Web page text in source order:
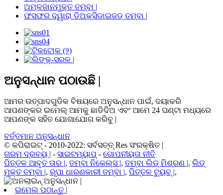
ଅମ୍ଳଜାନମୁକ୍ତ ତମ୍ବା |
ଫସଫର ଦ୍ୱାରା ଡିଅକ୍ସିଡାଇଜଡ୍ ତମ୍ବା |
ଅନୁସନ୍ଧାନ ପଠାଉଛି |
ଆମର ଉତ୍ପାଦଗୁଡିକ ବିଷୟରେ ଅନୁସନ୍ଧାନ ପାଇଁ, ଦୟାକରି
ଆପଣଙ୍କର ଇମେଲ୍ ଆମକୁ ଛାଡିଦିଅ ଏବଂ ଆମେ 24 ଘଣ୍ଟା ମଧ୍ୟରେ
ଆପଣଙ୍କ ସହିତ ଯୋଗାଯୋଗ କରିବୁ |
ବର୍ତ୍ତମାନ ଅନୁସନ୍ଧାନ
© କପିରାଇଟ୍ - 2010-2022: ସର୍ବସତ୍ତ୍ Res ସଂରକ୍ଷିତ |
ଗରମ ଦ୍ରବ୍ୟ | - ସାଇଟମ୍ୟାପ୍ - ଗୋପନୀୟତା ନୀତି
ପିତ୍ତଳ ଆବୃତ ତାର |, ତମ୍ବା ନିକେଲ୍ସ |, ତମ୍ବା ଲିଡ୍ ମିଶ୍ରଣ |, ଲିଡ୍
ମୁକ୍ତ ତମ୍ବା |, ରୂପା ଧାରଣକାରୀ ତମ୍ବା |, ପିତ୍ତଳ ଟ୍ୟୁବ୍ |,
ଇମେଲ୍ ପଠାନ୍ତୁ |